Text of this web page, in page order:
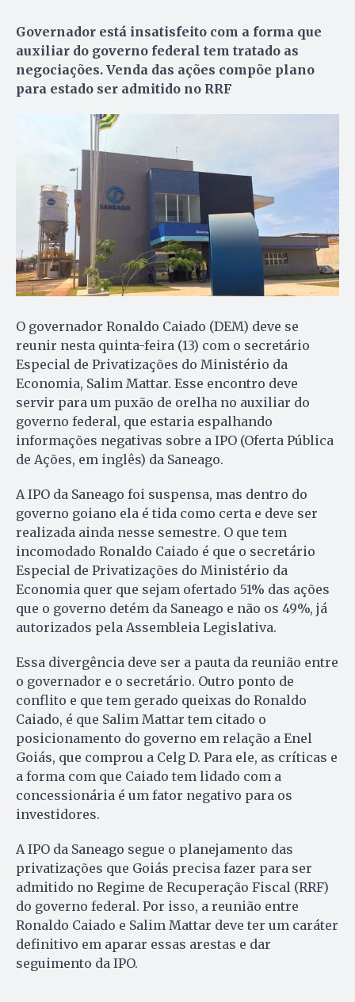
Governador está insatisfeito com a forma que
auxiliar do governo federal tem tratado as
negociações. Venda das ações compõe plano
para estado ser admitido no RRF
O governador Ronaldo Caiado (DEM) deve se
reunir nesta quinta-feira (13) com o secretário
Especial de Privatizações do Ministério da
Economia, Salim Mattar. Esse encontro deve
servir para um puxão de orelha no auxiliar do
governo federal, que estaria espalhando
informações negativas sobre a IPO (Oferta Pública
de Ações, em inglês) da Saneago.
A IPO da Saneago foi suspensa, mas dentro do
governo goiano ela é tida como certa e deve ser
realizada ainda nesse semestre. O que tem
incomodado Ronaldo Caiado é que o secretário
Especial de Privatizações do Ministério da
Economia quer que sejam ofertado 51% das ações
que o governo detém da Saneago e não os 49%, já
autorizados pela Assembleia Legislativa.
Essa divergência deve ser a pauta da reunião entre
o governador e o secretário. Outro ponto de
conflito e que tem gerado queixas do Ronaldo
Caiado, é que Salim Mattar tem citado o
posicionamento do governo em relação a Enel
Goiás, que comprou a Celg D. Para ele, as críticas e
a forma com que Caiado tem lidado com a
concessionária é um fator negativo para os
investidores.
A IPO da Saneago segue o planejamento das
privatizações que Goiás precisa fazer para ser
admitido no Regime de Recuperação Fiscal (RRF)
do governo federal. Por isso, a reunião entre
Ronaldo Caiado e Salim Mattar deve ter um caráter
definitivo em aparar essas arestas e dar
seguimento da IPO.